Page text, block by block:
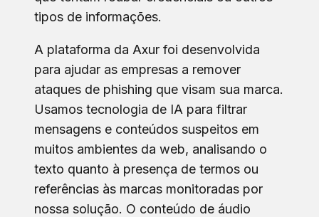
tipos de informações.
A plataforma da Axur foi desenvolvida
para ajudar as empresas a remover
ataques de phishing que visam sua marca.
Usamos tecnologia de IA para filtrar
mensagens e conteúdos suspeitos em
muitos ambientes da web, analisando o
texto quanto à presença de termos ou
referências às marcas monitoradas por
nossa solução. O conteúdo de áudio